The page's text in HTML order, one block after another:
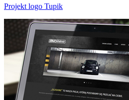
Projekt logo Tupik